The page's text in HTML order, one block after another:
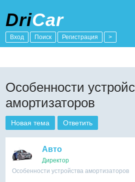
DriCar
Вход Поиск Регистрация >
Особенности
амортизаторов
Новая тема Ответить
Авто
Директор
Особенности устройства амортизаторов